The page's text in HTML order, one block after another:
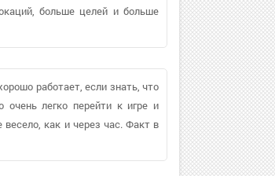
больше целей и больше
работает, если знать, что
легко перейти к игре и
как и через час. Факт в